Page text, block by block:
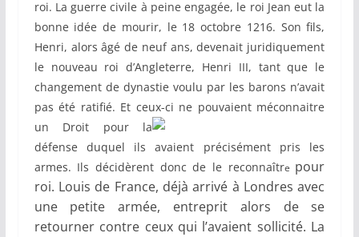
roi. La guerre civile à peine engagée, le roi Jean eut la
bonne idée de mourir, le 18 octobre 1216. Son fils,
Henri, alors âgé de neuf ans, devenait juridiquement
le nouveau roi d’Angleterre, Henri III, tant que le
changement de dynastie voulu par les barons n’avait
pas été ratifié. Et ceux-ci ne pouvaient méconnaitre
un Droit pour la
défense duquel ils avaient précisément pris les
armes. Ils décidèrent donc de le reconnaître pour
roi. Louis de France, déjà arrivé à Londres avec
une petite armée, entreprit alors de se
retourner contre ceux qui l’avaient sollicité. La